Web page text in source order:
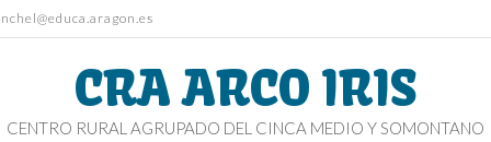
CRA ARCO IRIS
CENTRO RURAL AGRUPADO DEL CINCA MEDIO Y SOMONTANO